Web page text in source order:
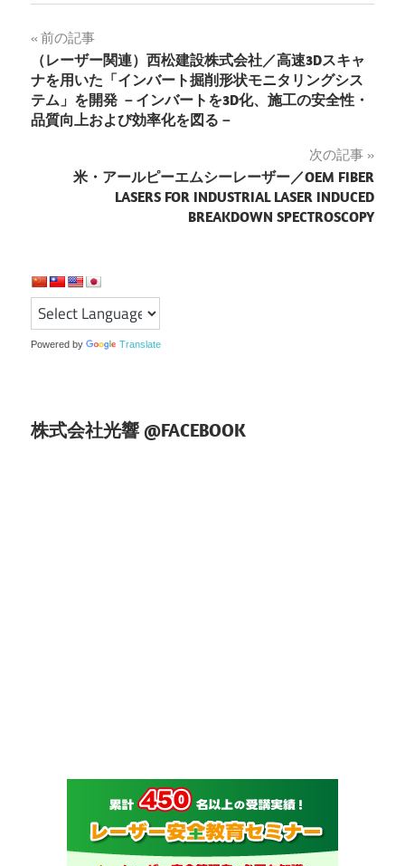
投
稿
ナ
ョ
ン
前の記事
（レーザー関連）西松建設株式会社／高速3Dスキャ
ナを用いた「インバート掘削形状モニタリングシス
テム」を開発 －インバートを3D化、施工の安全性・
品質向上および効率化を図る－
次の記事
米・アールピーエムシーレーザー／OEM FIBER
LASERS FOR INDUSTRIAL LASER INDUCED
BREAKDOWN SPECTROSCOPY
Powered by Translate
株式会社光響 @FACEBOOK